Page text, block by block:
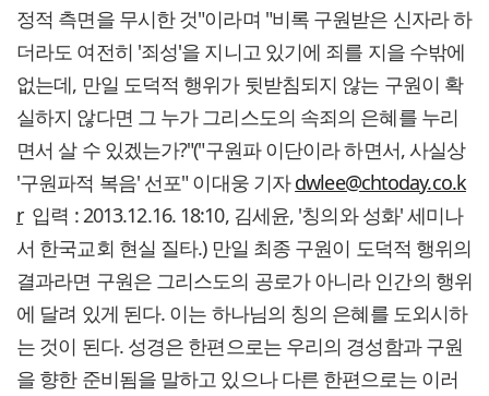
정적 측면을 무시한 것"이라며 "비록 구원받은 신자라 하
더라도 여전히 '죄성'을 지니고 있기에 죄를 지을 수밖에
없는데, 만일 도덕적 행위가 뒷받침되지 않는 구원이 확
실하지 않다면 그 누가 그리스도의 속죄의 은혜를 누리
면서 살 수 있겠는가?"("구원파 이단이라 하면서, 사실상
'구원파적 복음' 선포" 이대웅 기자dwlee@chtoday.co.k
r입력 : 2013.12.16. 18:10, 김세윤, '칭의와 성화' 세미나
서 한국교회 현실 질타.) 만일 최종 구원이 도덕적 행위의
결과라면 구원은 그리스도의 공로가 아니라 인간의 행위
에 달려 있게 된다. 이는 하나님의 칭의 은혜를 도외시하
는 것이 된다. 성경은 한편으로는 우리의 경성함과 구원
을 향한 준비됨을 말하고 있으나 다른 한편으로는 이러